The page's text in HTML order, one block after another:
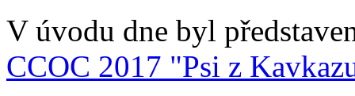
V úvodu dne byl
CCOC 2017 "Psi z